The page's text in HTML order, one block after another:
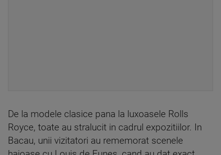
De la modele clasice pana la luxoasele Rolls
Royce, toate au stralucit in cadrul expozitiilor. In
Bacau, unii vizitatori au rememorat scenele